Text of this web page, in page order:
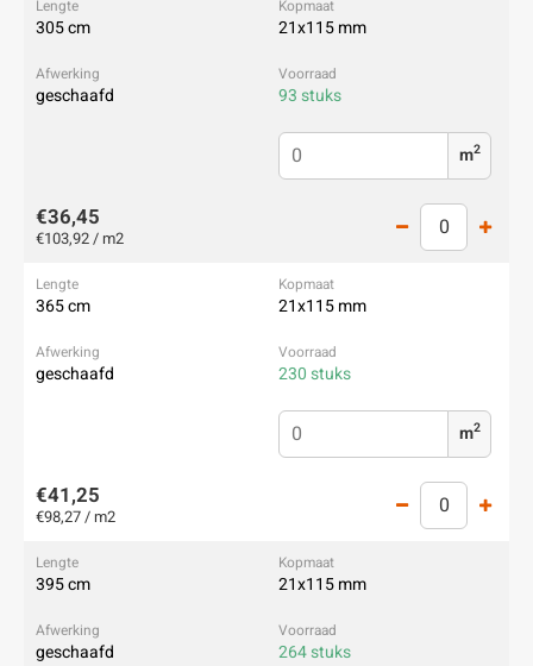
305 cm 21x115 mm
geschaafd 93 stuks
m2
€36,45
€103,92 / m2
365 cm 21x115 mm
geschaafd 230 stuks
m2
€41,25
€98,27 / m2
395 cm 21x115 mm
geschaafd 264 stuks